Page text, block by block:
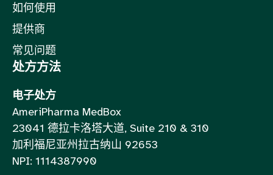
如何使用
提供商
常见问题
处方方法
电子处方
AmeriPharma MedBox
23041 德拉卡洛塔大道, Suite 210 & 310
加利福尼亚州拉古纳山 92653
NPI: 1114387990